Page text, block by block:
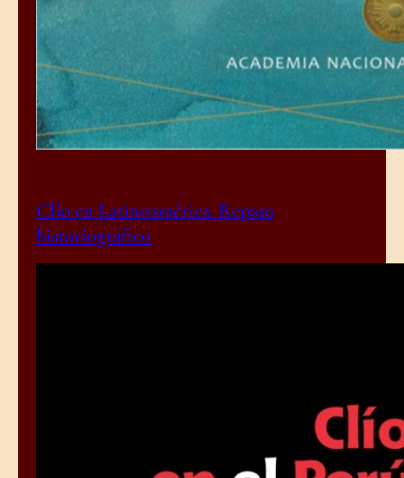
Clío en Latinoamérica. Repaso
historiográfico